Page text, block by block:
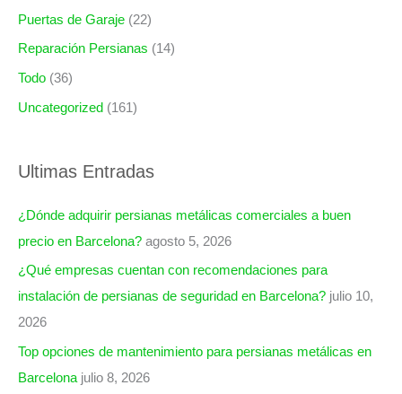
Puertas de Garaje (22)
Reparación Persianas (14)
Todo (36)
Uncategorized (161)
Ultimas Entradas
¿Dónde adquirir persianas metálicas comerciales a buen
precio en Barcelona? agosto 5, 2026
¿Qué empresas cuentan con recomendaciones para
instalación de persianas de seguridad en Barcelona? julio 10,
2026
Top opciones de mantenimiento para persianas metálicas en
Barcelona julio 8, 2026